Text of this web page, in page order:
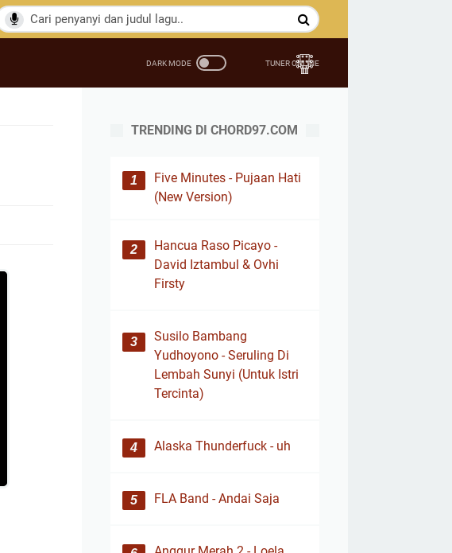
TRENDING DI CHORD97.COM
Five Minutes - Pujaan Hati
(New Version)
Hancua Raso Picayo -
David Iztambul & Ovhi
Firsty
Susilo Bambang
Yudhoyono - Seruling Di
Lembah Sunyi (Untuk Istri
Tercinta)
Alaska Thunderfuck - uh
FLA Band - Andai Saja